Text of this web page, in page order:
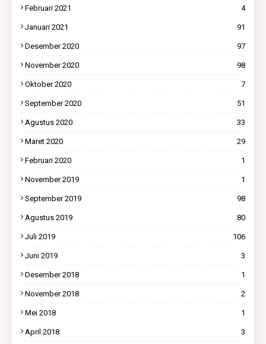
Februari 2021 4
Januari 2021 91
Desember 2020 97
November 2020 98
Oktober 2020 7
September 2020 51
Agustus 2020 33
Maret 2020 29
Februari 2020 1
November 2019 1
September 2019 98
Agustus 2019 80
Juli 2019 106
Juni 2019 3
Desember 2018 1
November 2018 2
Mei 2018 1
April 2018 3